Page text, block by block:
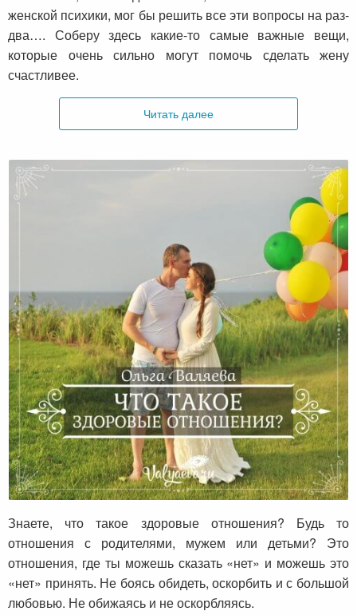
женской психики, мог бы решить все эти вопросы на раз-
два…. Соберу здесь какие-то самые важные вещи,
которые очень сильно могут помочь сделать жену
счастливее.
Читать далее
Что такое здоровые отношения?
Знаете, что такое здоровые отношения? Будь то
отношения с родителями, мужем или детьми? Это
отношения, где ты можешь сказать «нет» и можешь это
«нет» принять. Не боясь обидеть, оскорбить и с большой
любовью. Не обижаясь и не оскорбляясь.